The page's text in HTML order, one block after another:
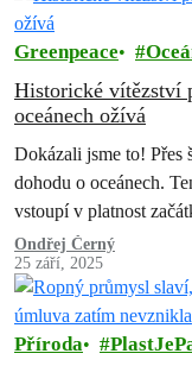
Greenpeace
Historické vítězství
oceánech ožívá
Dokázali jsme to! Přes
dohodu o oceánech.
vstoupí v platnost
největších vítězství…
Ondřej Černý
25 září, 2025
Příroda